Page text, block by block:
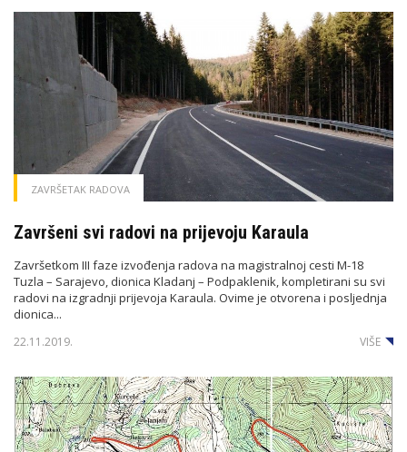
ZAVRŠETAK RADOVA
Završeni svi radovi na prijevoju Karaula
Završetkom III faze izvođenja radova na magistralnoj cesti M-18
Tuzla – Sarajevo, dionica Kladanj – Podpaklenik, kompletirani su svi
radovi na izgradnji prijevoja Karaula. Ovime je otvorena i posljednja
dionica...
22.11.2019. VIŠE